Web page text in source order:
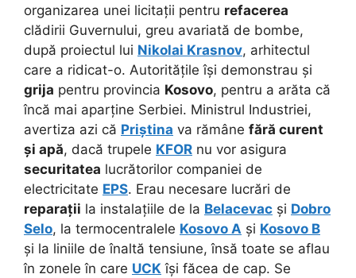
organizarea unei licitații pentru refacerea
clădirii Guvernului, greu avariată de bombe,
după proiectul lui Nikolai Krasnov, arhitectul
care a ridicat-o. Autoritățile își demonstrau și
grija pentru provincia Kosovo, pentru a arăta că
încă mai aparține Serbiei. Ministrul Industriei,
avertiza azi că Priștina va rămâne fără curent
și apă, dacă trupele KFOR nu vor asigura
securitatea lucrătorilor companiei de
electricitate EPS. Erau necesare lucrări de
reparații la instalațiile de la Belacevac și Dobro
Selo, la termocentralele Kosovo A și Kosovo B
și la liniile de înaltă tensiune, însă toate se aflau
în zonele în care UCK își făcea de cap. Se